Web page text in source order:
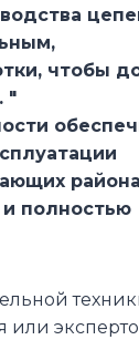
чтобы
"
и полностью